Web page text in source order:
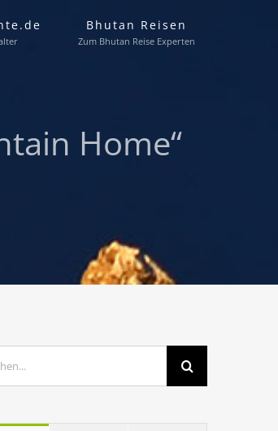
Bhutan Reisen
Zum Bhutan Reise Experten
Home“